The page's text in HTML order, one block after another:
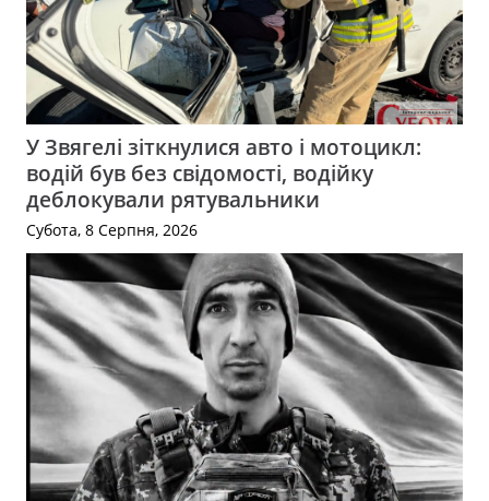
У Звягелі зіткнулися авто і мотоцикл:
водій був без свідомості, водійку
деблокували рятувальники
Субота, 8 Серпня, 2026